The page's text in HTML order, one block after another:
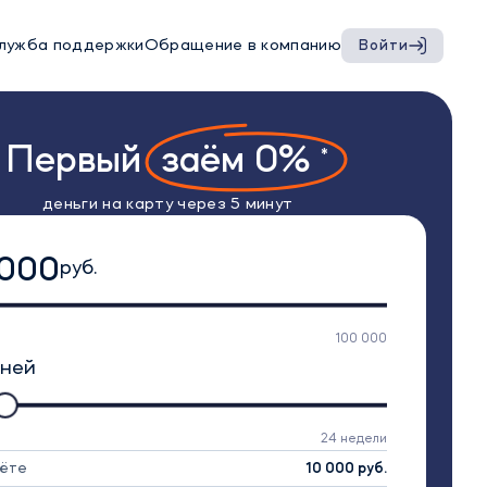
поддержкиОбращение в компанию Войти
Первыйзаём 0% *
деньги на карту через 5 минут
руб.
100 000
24 недели
10 000 руб.